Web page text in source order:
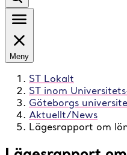
Meny
ST Lokalt
ST inom
Göteborgs
Aktuellt/News
Lägesrapport om